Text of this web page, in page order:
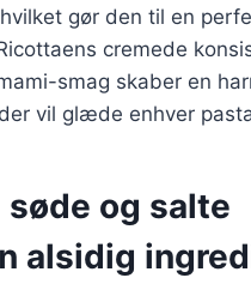
gør den til en
cremede
smag skaber en
vil glæde enhver
søde og salte
alsidig